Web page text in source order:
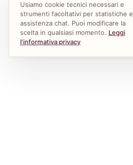
Usiamo cookie tecnici necessari e
strumenti facoltativi per statistiche e
assistenza chat. Puoi modificare la
scelta in qualsiasi momento. Leggi
l’informativa privacy